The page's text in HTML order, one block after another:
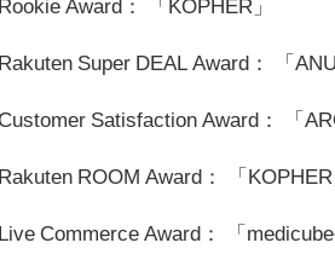
Rookie Award： 「KOPHER」
Rakuten Super DEAL Award： 「
Customer Satisfaction Award： 「
Rakuten ROOM Award： 「
Live Commerce Award： 「